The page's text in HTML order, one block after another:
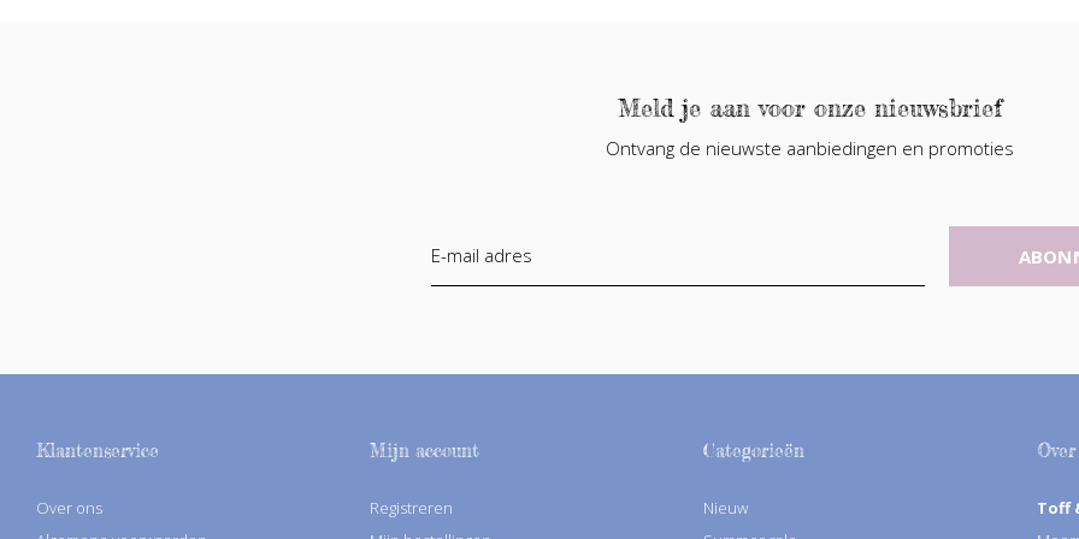
Meld je aan voor onze nieuwsbrief
Ontvang de nieuwste aanbiedingen en promoties
Klantenservice
Over ons
Mijn account
Registreren
Categorieën
Nieuw
Toff